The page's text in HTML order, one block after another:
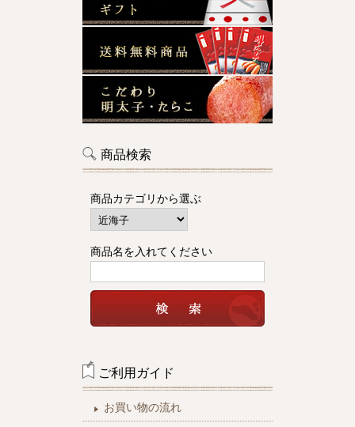
商品検索
商品カテゴリから選ぶ
商品名を入れてください
ご利用ガイド
お買い物の流れ